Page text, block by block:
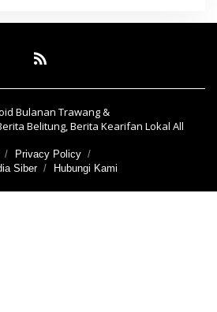
Bulanan Trawang &
Belitung, Berita Kearifan Lokal All
Privacy Policy
Siber
Hubungi Kami